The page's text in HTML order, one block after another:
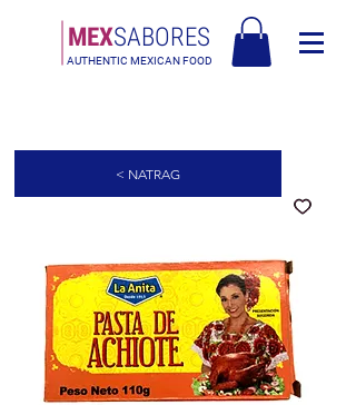
MEXSABORES
AUTHENTIC MEXICAN FOOD
< NATRAG